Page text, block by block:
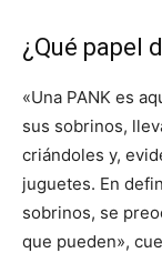
¿Qué papel
«Una PANK es
sus sobrinos,
criándoles y,
juguetes. En
sobrinos, se
que pueden»,